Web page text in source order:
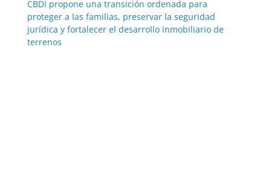
CBDI propone una transición ordenada para
proteger a las familias, preservar la seguridad
jurídica y fortalecer el desarrollo inmobiliario de
terrenos